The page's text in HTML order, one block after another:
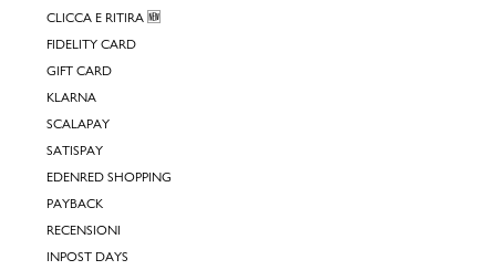
CLICCA E RITIRA 🆕
FIDELITY CARD
GIFT CARD
KLARNA
SCALAPAY
SATISPAY
EDENRED SHOPPING
PAYBACK
RECENSIONI
INPOST DAYS